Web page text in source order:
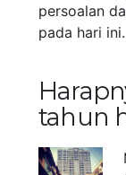
persoalan
pada hari
tahun